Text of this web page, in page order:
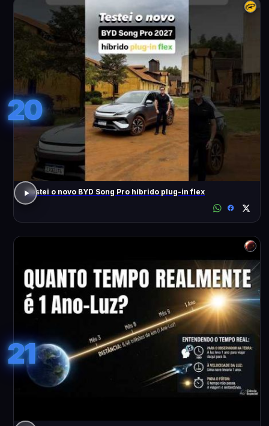
20
Testei o novo BYD Song Pro híbrido plug-in flex
21